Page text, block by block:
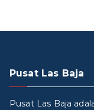
Pusat Las Baja
Pusat Las Baja